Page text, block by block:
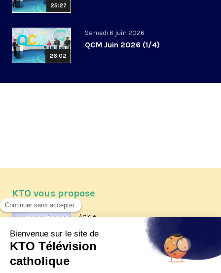
25:27
26:02
Samedi 6 juin 2026
QCM Juin 2026 (1/4)
KTO vous propose
Article
Les reportages d'été 2026 de KTO